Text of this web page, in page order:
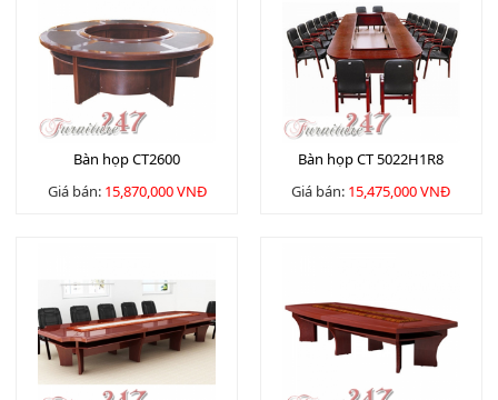
Bàn họp CT2600
Giá bán: 15,870,000 VNĐ
Bàn họp CT 5022H1R8
Giá bán: 15,475,000 VNĐ